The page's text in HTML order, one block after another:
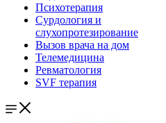
Психотерапия
Сурдология и
слухопротезирование
Вызов врача на дом
Телемедицина
Ревматология
SVF терапия